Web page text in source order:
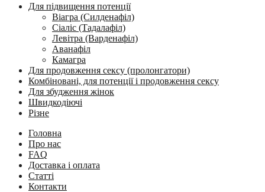
Для підвищення потенції
Віагра (Силденафіл)
Сіаліс (Тадалафіл)
Левітра (Варденафіл)
Аванафіл
Камагра
Для продовження сексу (пролонгатори)
Комбіновані, для потенції і продовження сексу
Для збудження жінок
Швидкодіючі
Різне
Головна
Про нас
FAQ
Доставка і оплата
Статті
Контакти